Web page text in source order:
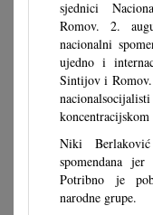
sjednici
Romov. 2.
nacionalni
ujedno i
Sintijov i
Niki
spomendana
Potribno je
narodne grupe.